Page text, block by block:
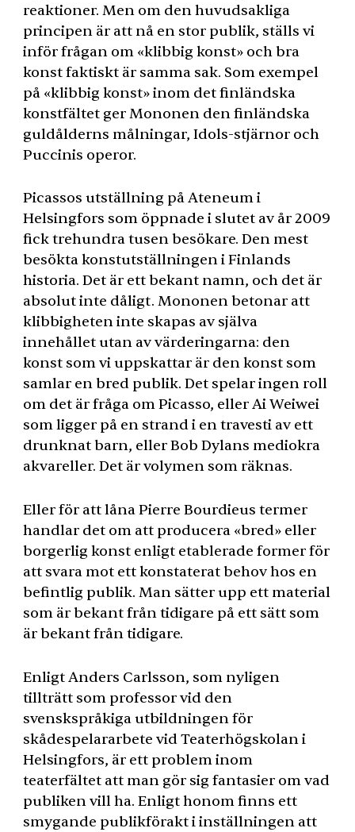
reaktioner. Men om den huvudsakliga
principen är att nå en stor publik, ställs vi
inför frågan om «klibbig konst» och bra
konst faktiskt är samma sak. Som exempel
på «klibbig konst» inom det finländska
konstfältet ger Mononen den finländska
guldålderns målningar, Idols-stjärnor och
Puccinis operor.
Picassos utställning på Ateneum i
Helsingfors som öppnade i slutet av år 2009
fick trehundra tusen besökare. Den mest
besökta konstutställningen i Finlands
historia. Det är ett bekant namn, och det är
absolut inte dåligt. Mononen betonar att
klibbigheten inte skapas av själva
innehållet utan av värderingarna: den
konst som vi uppskattar är den konst som
samlar en bred publik. Det spelar ingen roll
om det är fråga om Picasso, eller Ai Weiwei
som ligger på en strand i en travesti av ett
drunknat barn, eller Bob Dylans mediokra
akvareller. Det är volymen som räknas.
Eller för att låna Pierre Bourdieus termer
handlar det om att producera «bred» eller
borgerlig konst enligt etablerade former för
att svara mot ett konstaterat behov hos en
befintlig publik. Man sätter upp ett material
som är bekant från tidigare på ett sätt som
är bekant från tidigare.
Enligt Anders Carlsson, som nyligen
tillträtt som professor vid den
svenskspråkiga utbildningen för
skådespelararbete vid Teaterhögskolan i
Helsingfors, är ett problem inom
teaterfältet att man gör sig fantasier om vad
publiken vill ha. Enligt honom finns ett
smygande publikförakt i inställningen att